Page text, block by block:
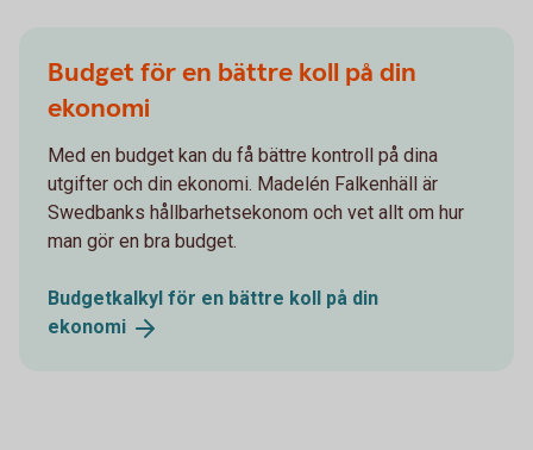
Budget för en bättre koll på din
ekonomi
Med en budget kan du få bättre kontroll på dina
utgifter och din ekonomi. Madelén Falkenhäll är
Swedbanks hållbarhetsekonom och vet allt om hur
man gör en bra budget.
Budgetkalkyl för en bättre koll på din
ekonomi